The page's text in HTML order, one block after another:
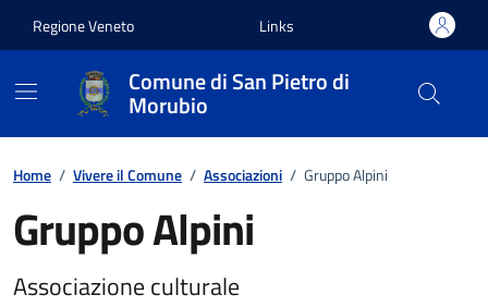
Regione Veneto Links
Comune di San Pietro di
Morubio
Home / Vivere il Comune / Associazioni / Gruppo Alpini
Gruppo Alpini
Associazione culturale